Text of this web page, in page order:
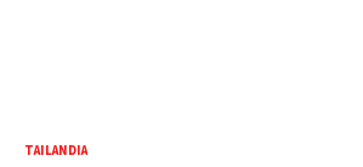
TAILANDIA